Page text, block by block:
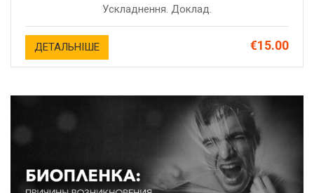
Ускладнення. Доклад.
ДЕТАЛЬНІШЕ €15.00